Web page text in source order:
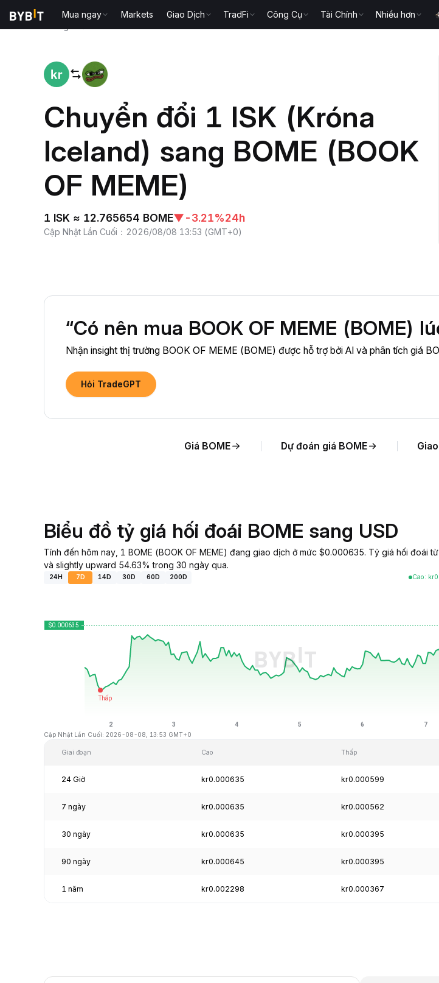
Mua ngay Markets Giao Dịch TradFi Công Cụ Tài Chính Nhiều hơn
Chuyển đổi 1 ISK (Króna
Iceland) sang BOME (BOOK
OF MEME)
1 ISK ≈ 12.765654 BOME▼-3.21%24h
Cập Nhật Lần Cuối ： 2026/08/08 13:53 (GMT+0)
“Có nên mua BOOK OF MEME (BOME)
Nhận insight thị trường BOOK OF MEME (BOME) được hỗ trợ bởi AI và phân tích giá
Hỏi TradeGPT
Giá BOME Dự đoán giá BOME
Biểu đồ tỷ giá hối đoái BOME sang USD
Tính đến hôm nay, 1 BOME (BOOK OF MEME) đang giao dịch ở mức $0.000635. Tỷ giá hối
và slightly upward 54.63% trong 30 ngày qua.
24H 7D 14D 30D 60D 200D Cao: kr
Cập Nhật Lần Cuối: 2026-08-08, 13:53 GMT+0
Giai đoạn Cao Thấp
24 Giờ kr0.000635 kr0.000599
7 ngày kr0.000635 kr0.000562
30 ngày kr0.000635 kr0.000395
90 ngày kr0.000645 kr0.000395
1 năm kr0.002298 kr0.000367